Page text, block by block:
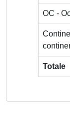
OC -
Totale